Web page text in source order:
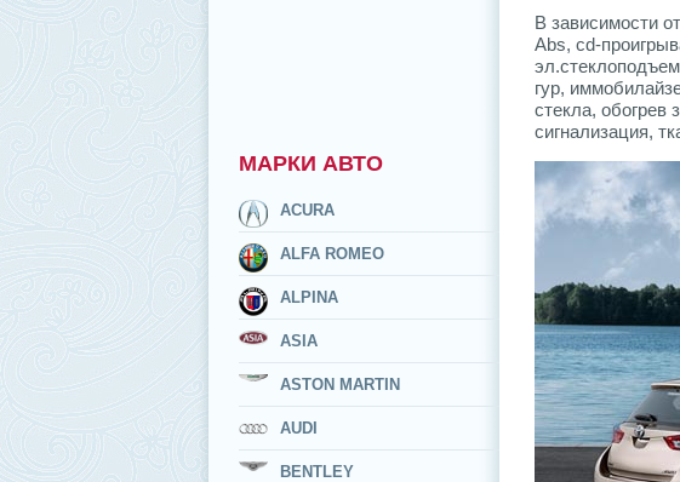
МАРКИ АВТО
ACURA
ALFA ROMEO
ALPINA
ASIA
ASTON MARTIN
AUDI
BENTLEY
В зависимости
Abs, cd-
гур,
стекла, обогрев
сигнализация,